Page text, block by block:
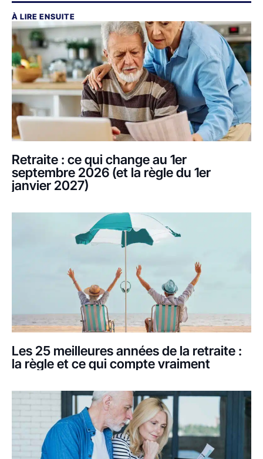
À LIRE ENSUITE
Retraite : ce qui change au 1er
septembre 2026 (et la règle du 1er
janvier 2027)
Les 25 meilleures années de la retraite :
la règle et ce qui compte vraiment